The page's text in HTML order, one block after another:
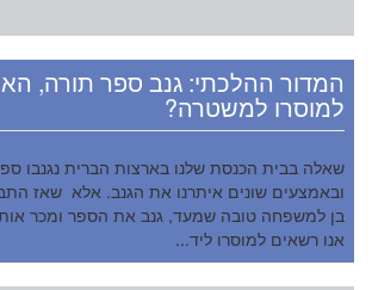
המדור ההלכתי: גנב ספר תורה,
למוסרו למשטרה?
שאלה בבית הכנסת שלנו בארצות הברית נגנבו
ובאמצעים שונים איתרנו את הגנב. אלא שאז
בן למשפחה טובה שמעד, גנב את הספר ומכר
אנו רשאים למוסרו ליד...